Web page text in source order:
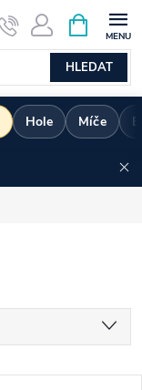
HLEDAT
NÁKUPNÍ
KOŠÍK
Hole Míče